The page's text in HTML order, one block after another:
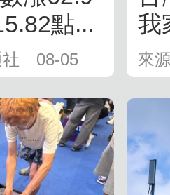
點...
08-05
我
鬼
來